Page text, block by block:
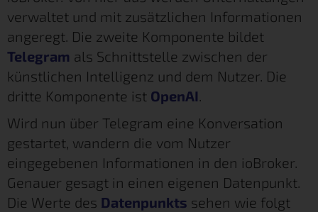
verwaltet und mit zusätzlichen Informationen
angeregt. Die zweite Komponente bildet
Telegram als Schnittstelle zwischen der
künstlichen Intelligenz und dem Nutzer. Die
dritte Komponente ist OpenAI.
Wird nun über Telegram eine Konversation
gestartet, wandern die vom Nutzer
eingegebenen Informationen in den ioBroker.
Genauer gesagt in einen eigenen Datenpunkt.
Die Werte des Datenpunkts sehen wie folgt